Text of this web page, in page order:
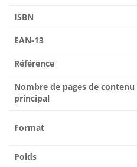
ISBN
EAN-13
Référence
Nombre de pages de contenu
principal
Format
Poids